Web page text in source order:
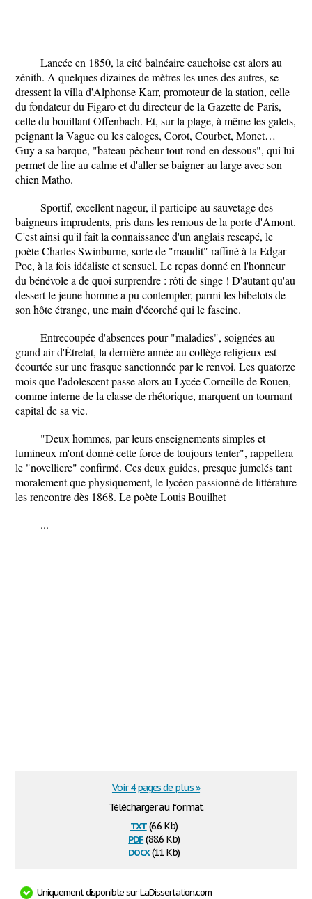
Lancée en 1850, la cité balnéaire cauchoise est alors au
zénith. A quelques dizaines de mètres les unes des autres, se
dressent la villa d'Alphonse Karr, promoteur de la station, celle
du fondateur du Figaro et du directeur de la Gazette de Paris,
celle du bouillant Offenbach. Et, sur la plage, à même les galets,
peignant la Vague ou les caloges, Corot, Courbet, Monet…
Guy a sa barque, "bateau pêcheur tout rond en dessous", qui lui
permet de lire au calme et d'aller se baigner au large avec son
chien Matho.
Sportif, excellent nageur, il participe au sauvetage des
baigneurs imprudents, pris dans les remous de la porte d'Amont.
C'est ainsi qu'il fait la connaissance d'un anglais rescapé, le
poète Charles Swinburne, sorte de "maudit" raffiné à la Edgar
Poe, à la fois idéaliste et sensuel. Le repas donné en l'honneur
du bénévole a de quoi surprendre : rôti de singe ! D'autant qu'au
dessert le jeune homme a pu contempler, parmi les bibelots de
son hôte étrange, une main d'écorché qui le fascine.
Entrecoupée d'absences pour "maladies", soignées au
grand air d'Étretat, la dernière année au collège religieux est
écourtée sur une frasque sanctionnée par le renvoi. Les quatorze
mois que l'adolescent passe alors au Lycée Corneille de Rouen,
comme interne de la classe de rhétorique, marquent un tournant
capital de sa vie.
"Deux hommes, par leurs enseignements simples et
lumineux m'ont donné cette force de toujours tenter", rappellera
le "novelliere" confirmé. Ces deux guides, presque jumelés tant
moralement que physiquement, le lycéen passionné de littérature
les rencontre dès 1868. Le poète Louis Bouilhet
...
Télécharger au format
txt(6.6 Kb)
pdf(88.6 Kb)
docx(11 Kb)
Voir 4 pages de plus »
Uniquement disponible sur LaDissertation.com